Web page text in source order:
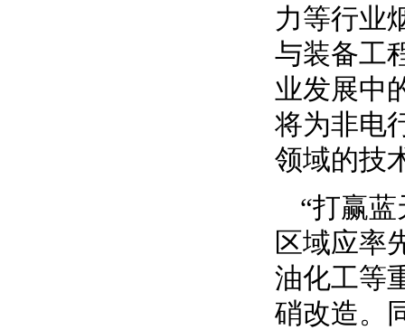
力等行业
与装备工
业发展中
将为非电
领域的技
“打赢
区域应率
油化工等
硝改造。